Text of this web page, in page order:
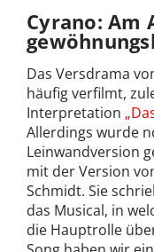
Cyrano: Am
Das Versdrama
häufig verfilmt,
Interpretation
Allerdings wurde
Leinwandversion
mit der Version
Schmidt. Sie
das Musical, in
die Hauptrolle